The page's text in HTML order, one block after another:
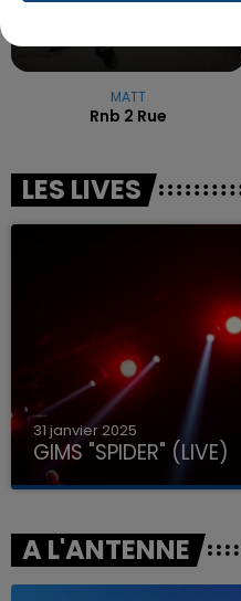
MATT
Rnb 2 Rue
LES LIVES
31 janvier 2025
GIMS "SPIDER" (LIVE)
A L'ANTENNE